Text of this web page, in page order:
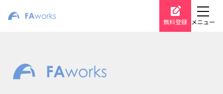
無料登録 メニュー